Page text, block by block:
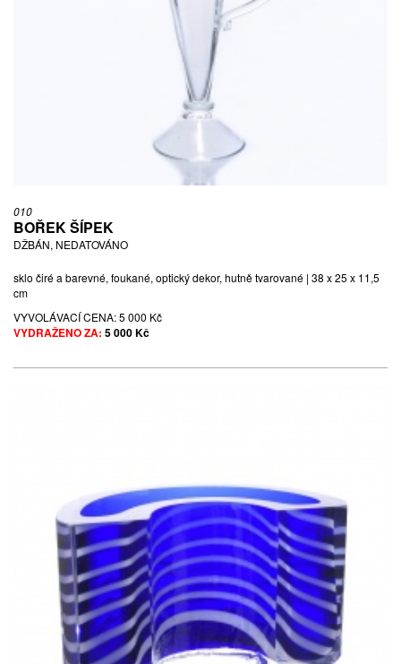
010
BOŘEK ŠÍPEK
DŽBÁN, NEDATOVÁNO
sklo čiré a barevné, foukané, optický dekor, hutně tvarované | 38 x 25 x 11,5
cm
VYVOLÁVACÍ CENA:5 000 Kč
VYDRAŽENO ZA: 5 000 Kč